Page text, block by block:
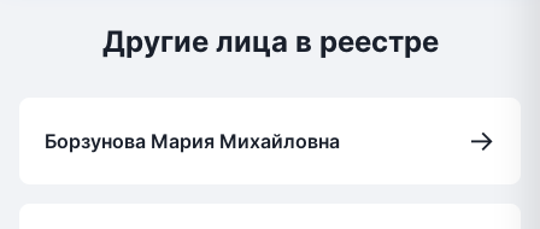
Другие лица в реестре
Борзунова Мария Михайловна →